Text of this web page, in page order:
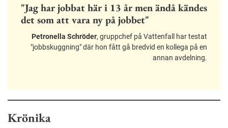
"Jag har jobbat här i 13 år men ändå kändes
det som att vara ny på jobbet"
Petronella Schröder, gruppchef på Vattenfall har testat
"jobbskuggning" där hon fått gå bredvid en kollega på en
annan avdelning.
Krönika